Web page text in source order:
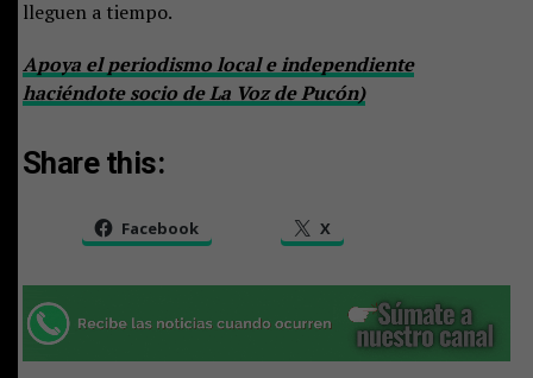
lleguen a tiempo.
Apoya el periodismo local e independiente
haciéndote socio de La Voz de Pucón)
Share this:
Facebook X